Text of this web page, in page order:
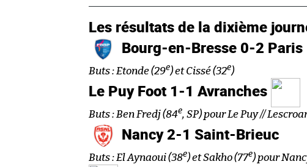
Les résultats de la dixième
Bourg-en-Bresse 0-2
Buts : Etonde (29e) et Cissé (32e)
Le Puy Foot 1-1 Avranches
Buts : Ben Fredj (84e, SP) pour Le Puy //
Nancy 2-1 Saint-Brieuc
Buts : El Aynaoui (38e) et Sakho (77e) pour